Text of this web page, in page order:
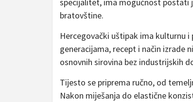
bratovštine.
Hercegovački uštipak ima kulturnu
generacijama, recept i način izrade
osnovnih sirovina bez industrijskih
Tijesto se priprema ručno, od
Nakon miješanja do elastične